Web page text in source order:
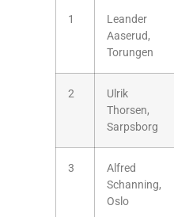
1
Leander
Aaserud,
Torungen
2
Ulrik
Thorsen,
Sarpsborg
3
Alfred
Schanning,
Oslo